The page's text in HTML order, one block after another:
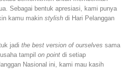
Sebagai bentuk apresiasi, kami punya
kamu makin stylish di Hari Pelanggan
jadi the best version of ourselves sama
tampil on point di setiap
Nasional ini, kami mau kasih